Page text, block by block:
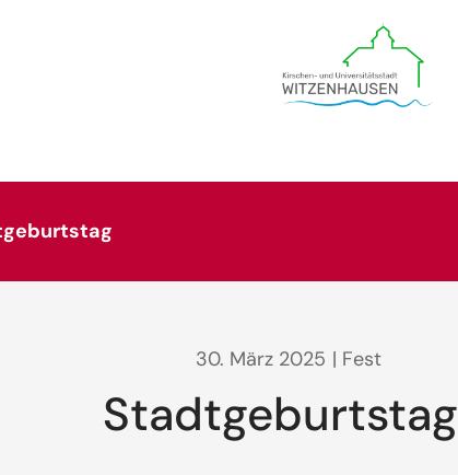
30. März 2025 | Fest
Stadtgeburtstag